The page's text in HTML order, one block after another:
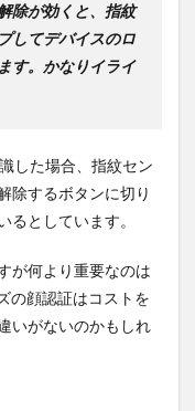
除が効くと、指紋
してデバイスのロ
す。かなりイライ
した場合、指紋セン
除するボタンに切り
としています。
が何より重要なのは
の顔認証はコストを
いがないのかもしれ